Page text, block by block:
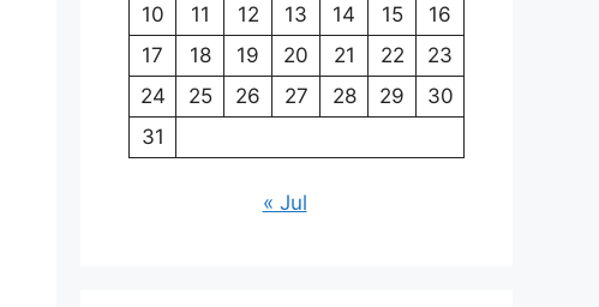
10
11 12 13 14 15
16
17
18 19 20 21 22
23
24
25 26 27 28 29
30
31
« Jul